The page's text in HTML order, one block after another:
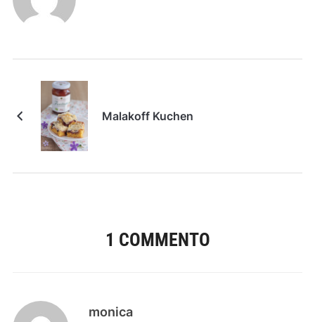
Malakoff Kuchen
1 COMMENTO
monica